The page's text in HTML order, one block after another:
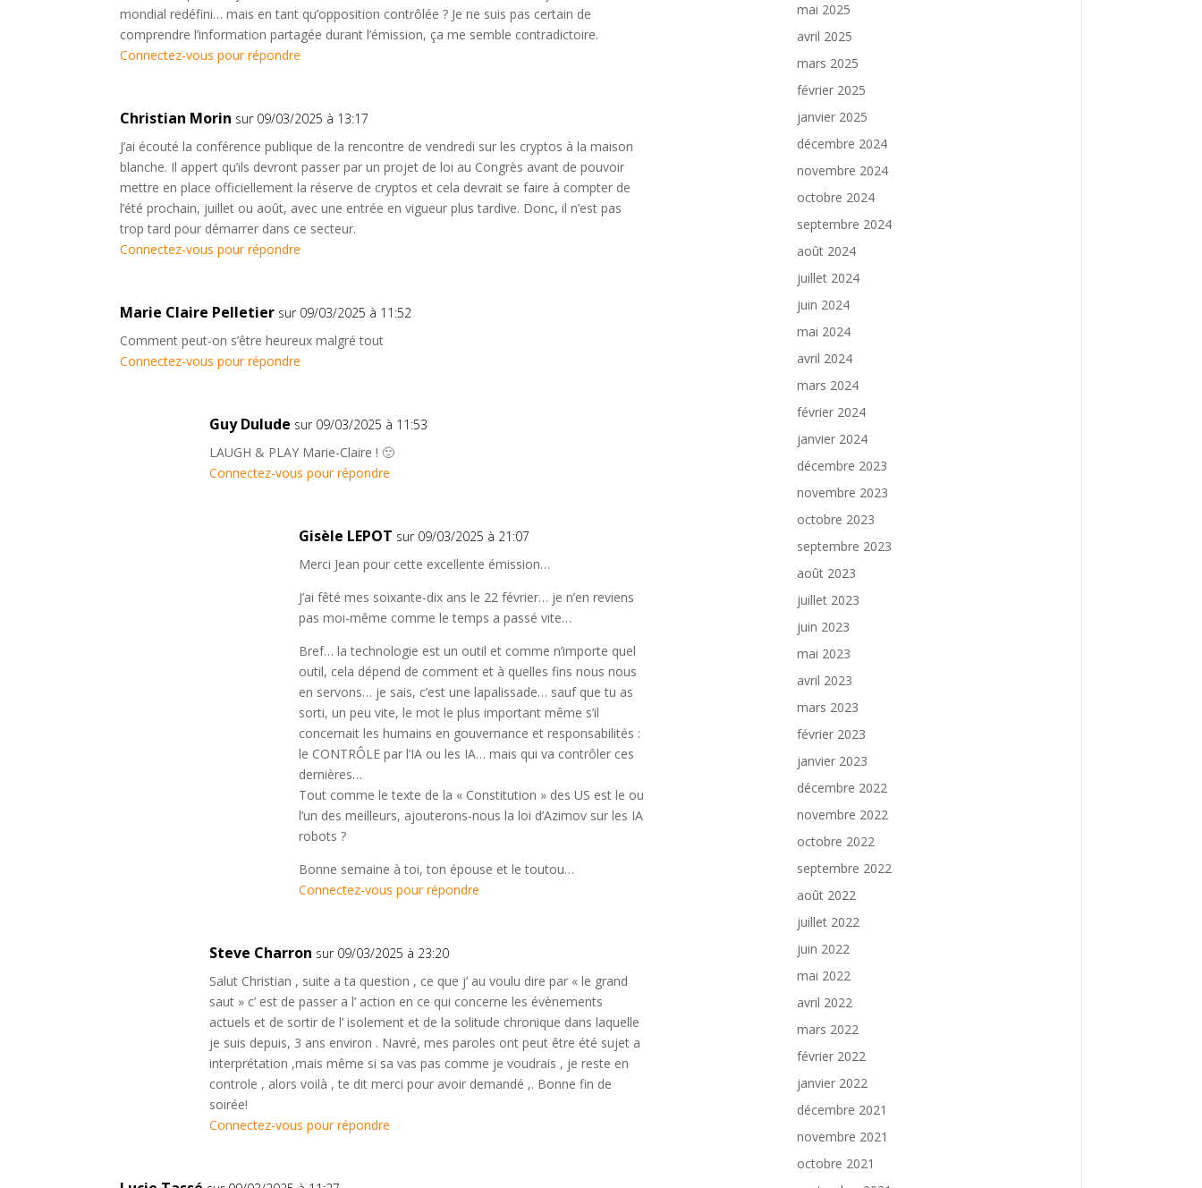
mondial redéfini… mais en tant qu’opposition contrôlée ? Je ne suis pas certain de
comprendre l’information partagée durant l’émission, ça me semble contradictoire.
Connectez-vous pour répondre
Christian Morin sur 09/03/2025 à 13:17
J’ai écouté la conférence publique de la rencontre de vendredi sur les cryptos à la maison
blanche. Il appert qu’ils devront passer par un projet de loi au Congrès avant de pouvoir
mettre en place officiellement la réserve de cryptos et cela devrait se faire à compter de
l’été prochain, juillet ou août, avec une entrée en vigueur plus tardive. Donc, il n’est pas
trop tard pour démarrer dans ce secteur.
Connectez-vous pour répondre
Marie Claire Pelletier sur 09/03/2025 à 11:52
Comment peut-on s’être heureux malgré tout
Connectez-vous pour répondre
Guy Dulude sur 09/03/2025 à 11:53
LAUGH & PLAY Marie-Claire ! 🙂
Connectez-vous pour répondre
Gisèle LEPOT sur 09/03/2025 à 21:07
Merci Jean pour cette excellente émission…
J’ai fêté mes soixante-dix ans le 22 février… je n’en reviens
pas moi-même comme le temps a passé vite…
Bref… la technologie est un outil et comme n’importe quel
outil, cela dépend de comment et à quelles fins nous nous
en servons… je sais, c’est une lapalissade… sauf que tu as
sorti, un peu vite, le mot le plus important même s’il
concernait les humains en gouvernance et responsabilités :
le CONTRÔLE par l’IA ou les IA… mais qui va contrôler ces
dernières…
Tout comme le texte de la « Constitution » des US est le ou
l’un des meilleurs, ajouterons-nous la loi d’Azimov sur les IA
robots ?
Bonne semaine à toi, ton épouse et le toutou…
Connectez-vous pour répondre
Steve Charron sur 09/03/2025 à 23:20
Salut Christian , suite a ta question , ce que j’ au voulu dire par « le grand
saut » c’ est de passer a l’ action en ce qui concerne les évènements
actuels et de sortir de l’ isolement et de la solitude chronique dans laquelle
je suis depuis, 3 ans environ . Navré, mes paroles ont peut être été sujet a
interprétation ,mais même si sa vas pas comme je voudrais , je reste en
controle , alors voilà , te dit merci pour avoir demandé ,. Bonne fin de
soirée!
Connectez-vous pour répondre
mai 2025
avril 2025
mars 2025
février 2025
janvier 2025
décembre 2024
novembre 2024
octobre 2024
septembre 2024
août 2024
juillet 2024
juin 2024
mai 2024
avril 2024
mars 2024
février 2024
janvier 2024
décembre 2023
novembre 2023
octobre 2023
septembre 2023
août 2023
juillet 2023
juin 2023
mai 2023
avril 2023
mars 2023
février 2023
janvier 2023
décembre 2022
novembre 2022
octobre 2022
septembre 2022
août 2022
juillet 2022
juin 2022
mai 2022
avril 2022
mars 2022
février 2022
janvier 2022
décembre 2021
novembre 2021
octobre 2021